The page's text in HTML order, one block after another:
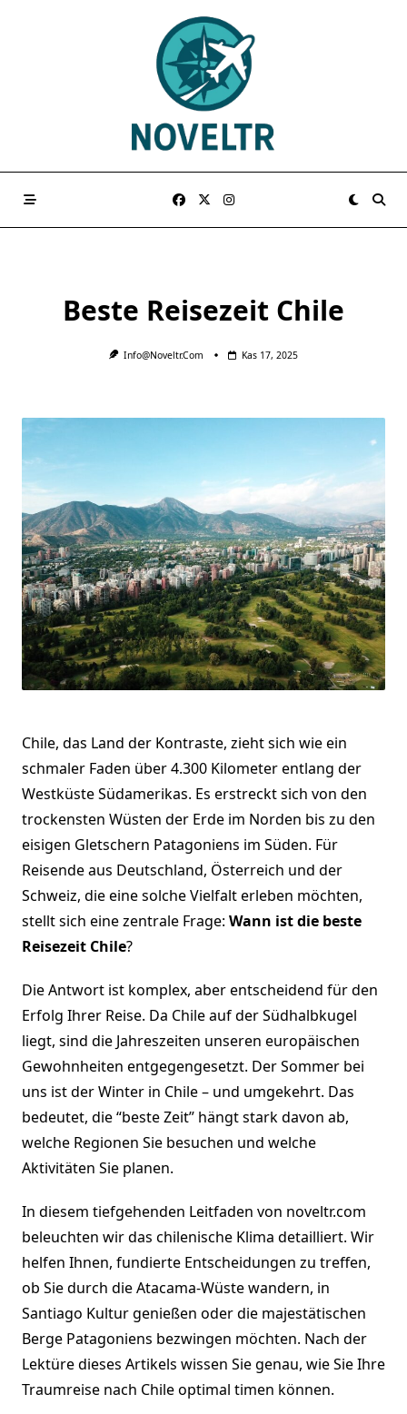
Beste Reisezeit Chile
Info@noveltr.com Kas 17, 2025
Chile, das Land der Kontraste, zieht sich wie ein
schmaler Faden über 4.300 Kilometer entlang der
Westküste Südamerikas. Es erstreckt sich von den
trockensten Wüsten der Erde im Norden bis zu den
eisigen Gletschern Patagoniens im Süden. Für
Reisende aus Deutschland, Österreich und der
Schweiz, die eine solche Vielfalt erleben möchten,
stellt sich eine zentrale Frage: Wann ist die beste
Reisezeit Chile?
Die Antwort ist komplex, aber entscheidend für den
Erfolg Ihrer Reise. Da Chile auf der Südhalbkugel
liegt, sind die Jahreszeiten unseren europäischen
Gewohnheiten entgegengesetzt. Der Sommer bei
uns ist der Winter in Chile – und umgekehrt. Das
bedeutet, die “beste Zeit” hängt stark davon ab,
welche Regionen Sie besuchen und welche
Aktivitäten Sie planen.
In diesem tiefgehenden Leitfaden von noveltr.com
beleuchten wir das chilenische Klima detailliert. Wir
helfen Ihnen, fundierte Entscheidungen zu treffen,
ob Sie durch die Atacama-Wüste wandern, in
Santiago Kultur genießen oder die majestätischen
Berge Patagoniens bezwingen möchten. Nach der
Lektüre dieses Artikels wissen Sie genau, wie Sie Ihre
Traumreise nach Chile optimal timen können.